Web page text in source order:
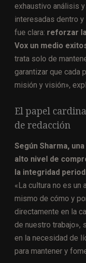
exhaustivo análisis
interesadas dentro
fue clara: reforzar
Vox un medio
trata solo de
garantizar que cada
misión y visión»,
El papel
de redacción
Según Sharma,
alto nivel de
la integridad
«La cultura no es
mismo de cómo y
directamente en la
de nuestro trabajo»,
en la necesidad de
para mantener y